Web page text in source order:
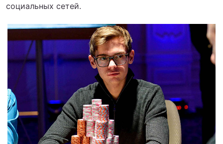
социальных сетей.